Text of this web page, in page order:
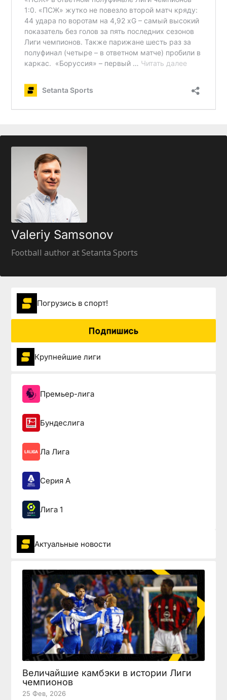
Valeriy Samsonov
Football author at Setanta Sports
Погрузиcь в спорт!
Подпишись
Крупнейшие лиги
Премьер-лига
Бундеслига
Ла Лига
Серия А
Лига 1
Актуальные новости
Величайшие камбэки в истории Лиги
чемпионов
25 Фев, 2026